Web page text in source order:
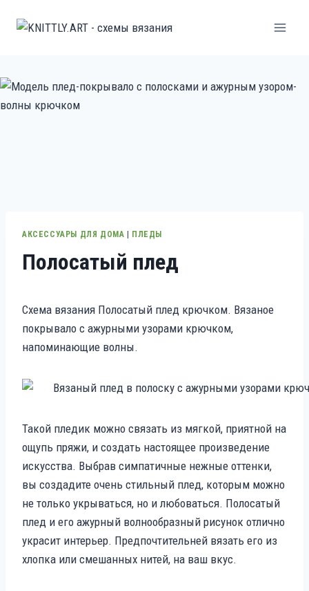
АКСЕССУАРЫ ДЛЯ ДОМА | ПЛЕДЫ
Полосатый плед
Схема вязания Полосатый плед крючком. Вязаное
покрывало с ажурными узорами крючком,
напоминающие волны.
Такой пледик можно связать из мягкой, приятной на
ощупь пряжи, и создать настоящее произведение
искусства. Выбрав симпатичные нежные оттенки,
вы создадите очень стильный плед, которым можно
не только укрываться, но и любоваться. Полосатый
плед и его ажурный волнообразный рисунок отлично
украсит интерьер. Предпочтительней вязать его из
хлопка или смешанных нитей, на ваш вкус.